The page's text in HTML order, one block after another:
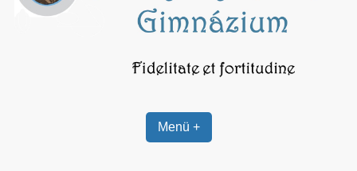
Menü +